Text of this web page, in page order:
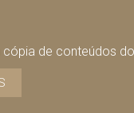
cópia de conteúdos